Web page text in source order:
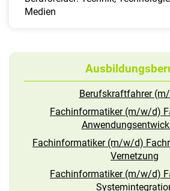
Medien
Berufskraftfahrer
Fachinformatiker (m/w/d)
Fachinformatiker (m/w/d)
Vernetzung
Fachinformatiker (m/w/d)